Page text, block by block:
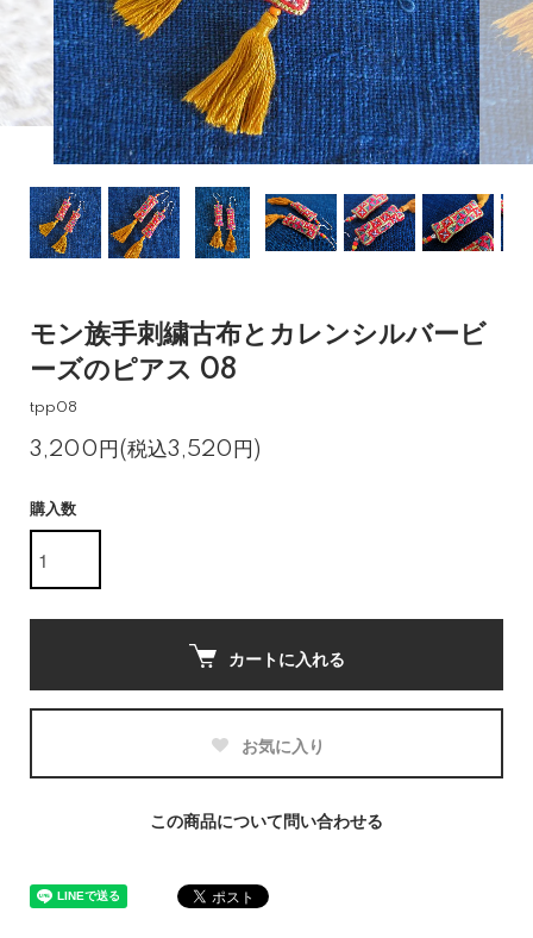
モン族手刺繍古布とカレンシルバービ
ーズのピアス 08
tpp08
3,200円(税込3,520円)
購入数
カートに入れる
お気に入り
この商品について問い合わせる